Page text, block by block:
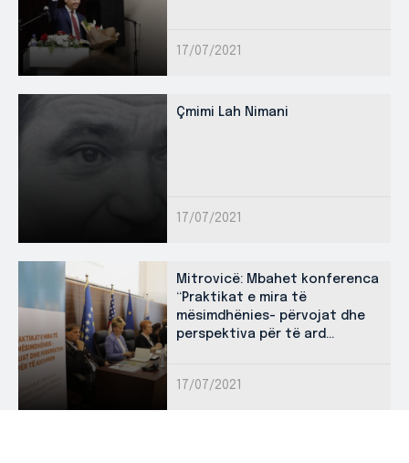
17/07/2021
Çmimi Lah Nimani
17/07/2021
Mitrovicë: Mbahet konferenca
“Praktikat e mira të
mësimdhënies- përvojat dhe
perspektiva për të ard...
17/07/2021